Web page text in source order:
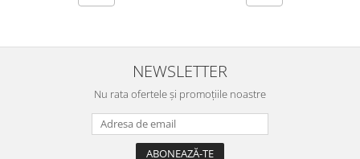
NEWSLETTER
Nu rata ofertele și promoțiile noastre